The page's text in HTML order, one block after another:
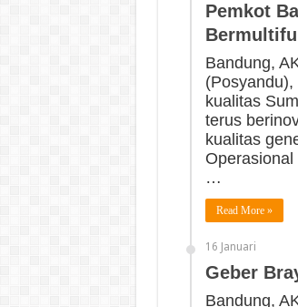
Pemkot
Bandung,
kualitas
terus
kualitas
…
Read More »
16 Januari
Geber
Bandung,